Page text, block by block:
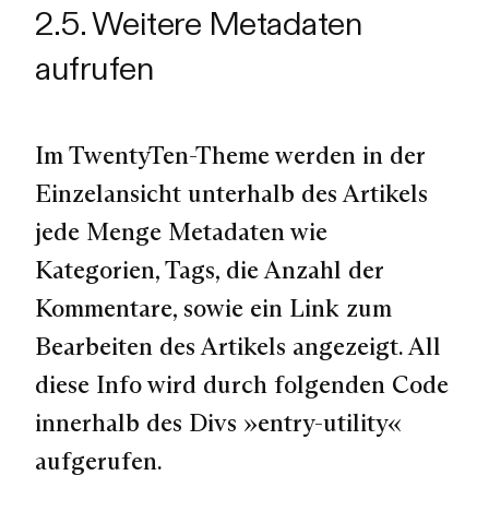
2.5. Weitere Metadaten
aufrufen
Im TwentyTen-Theme werden in der
Einzelansicht unterhalb des Artikels
jede Menge Metadaten wie
Kategorien, Tags, die Anzahl der
Kommentare, sowie ein Link zum
Bearbeiten des Artikels angezeigt. All
diese Info wird durch folgenden Code
innerhalb des Divs »entry-utility«
aufgerufen.